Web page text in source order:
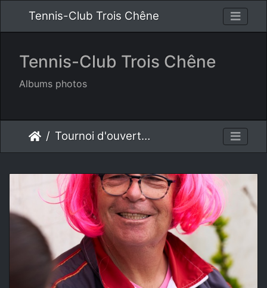
Tennis-Club Trois Chêne
Tennis-Club Trois Chêne
Albums photos
Tournoi d'ouverture 2025